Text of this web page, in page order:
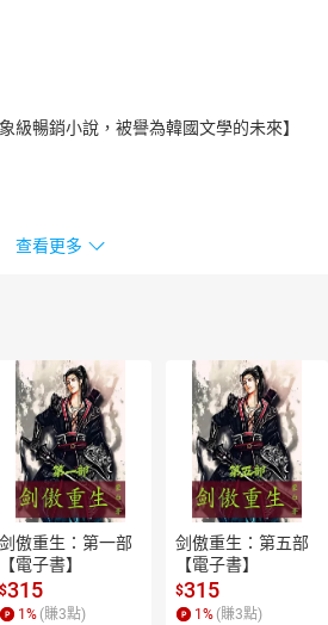
級暢銷小說，被譽為韓國文學的未來】
查看更多
剑傲重生：第一部
【電子書】
$315
1 % (賺3點)
剑傲重生：第五部
【電子書】
$315
1 % (賺3點)